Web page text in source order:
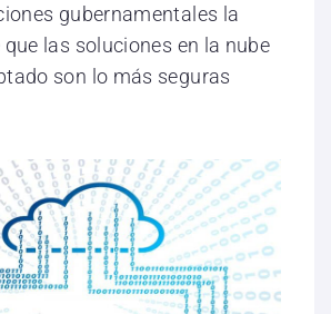
gubernamentales la
las soluciones en la nube
son lo más seguras